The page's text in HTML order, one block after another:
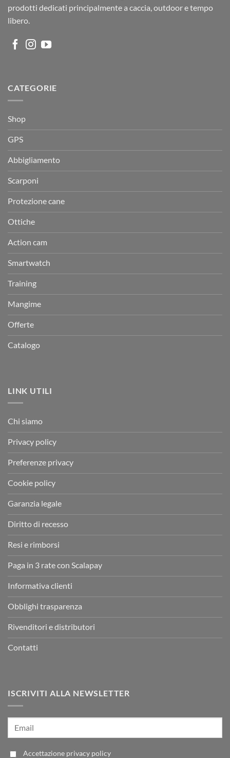
prodotti dedicati principalmente a caccia, outdoor e tempo
libero.
CATEGORIE
Shop
GPS
Abbigliamento
Scarponi
Protezione cane
Ottiche
Action cam
Smartwatch
Training
Mangime
Offerte
Catalogo
LINK UTILI
Chi siamo
Privacy policy
Preferenze privacy
Cookie policy
Garanzia legale
Diritto di recesso
Resi e rimborsi
Paga in 3 rate con Scalapay
Informativa clienti
Obblighi trasparenza
Rivenditori e distributori
Contatti
ISCRIVITI ALLA NEWSLETTER
Accettazione privacy policy